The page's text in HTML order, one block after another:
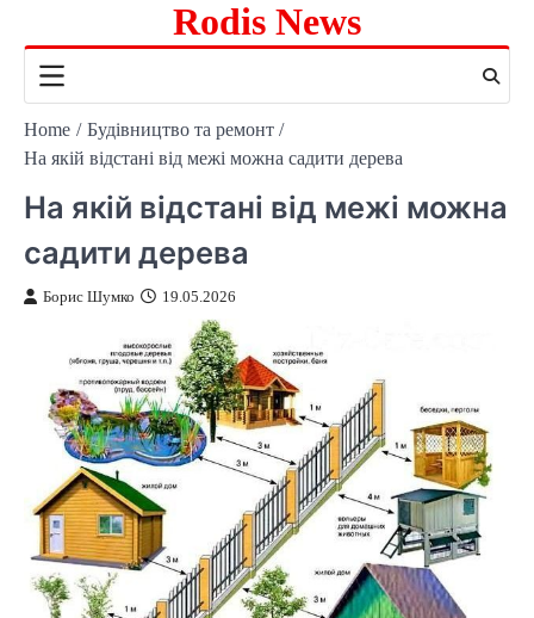
content
Rodis News
Home
Будівництво та ремонт
На якій відстані від межі можна садити дерева
На якій відстані від межі можна
садити дерева
Борис Шумко 19.05.2026